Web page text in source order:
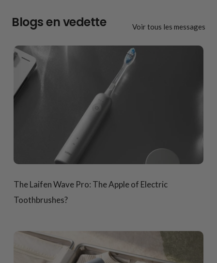
Blogs en vedette Voir tous les messages
The Laifen Wave Pro: The Apple of Electric
Toothbrushes?